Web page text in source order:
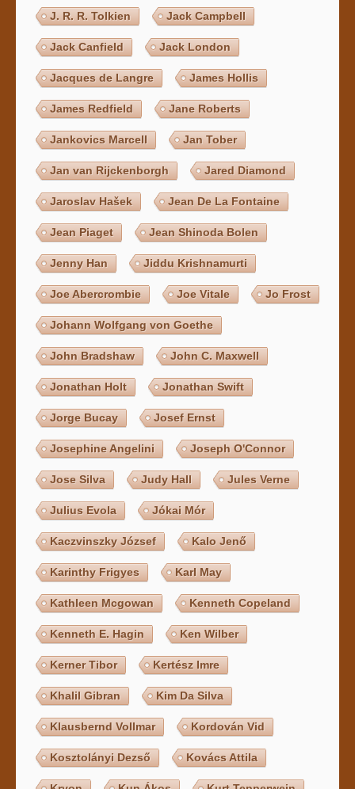
J. R. R. Tolkien Jack Campbell
Jack Canfield Jack London
Jacques de Langre James Hollis
James Redfield Jane Roberts
Jankovics Marcell Jan Tober
Jan van Rijckenborgh Jared Diamond
Jaroslav Hašek Jean De La Fontaine
Jean Piaget Jean Shinoda Bolen
Jenny Han Jiddu Krishnamurti
Joe Abercrombie Joe Vitale Jo Frost
Johann Wolfgang von Goethe
John Bradshaw John C. Maxwell
Jonathan Holt Jonathan Swift
Jorge Bucay Josef Ernst
Josephine Angelini Joseph O'Connor
Jose Silva Judy Hall Jules Verne
Julius Evola Jókai Mór
Kaczvinszky József Kalo Jenő
Karinthy Frigyes Karl May
Kathleen Mcgowan Kenneth Copeland
Kenneth E. Hagin Ken Wilber
Kerner Tibor Kertész Imre
Khalil Gibran Kim Da Silva
Klausbernd Vollmar Kordován Vid
Kosztolányi Dezső Kovács Attila